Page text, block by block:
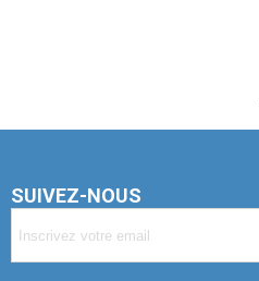
SUIVEZ-NOUS